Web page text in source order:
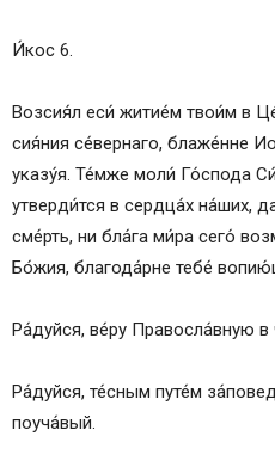
И́кос 6.
Возсия́л еси́ житие́м твои́м в
сия́ния се́вернаго, блаже́нне
указу́я. Те́мже моли́ Го́спода
утверди́тся в сердца́х на́ших,
сме́рть, ни бла́га ми́ра сего́
Бо́жия, благода́рне тебе́
Ра́дуйся, ве́ру Правосла́вную
Ра́дуйся, те́сным путе́м
поуча́вый.